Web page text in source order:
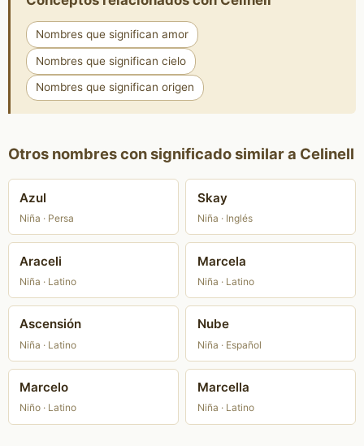
Nombres que significan amor
Nombres que significan cielo
Nombres que significan origen
Otros nombres con significado similar a Celinell
Azul
Niña · Persa
Skay
Niña · Inglés
Araceli
Niña · Latino
Marcela
Niña · Latino
Ascensión
Niña · Latino
Nube
Niña · Español
Marcelo
Niño · Latino
Marcella
Niña · Latino